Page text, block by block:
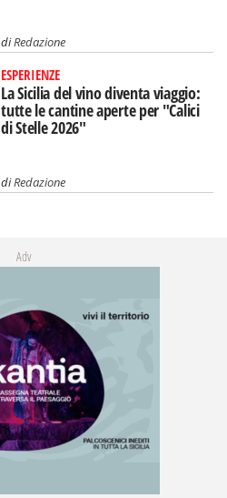
diRedazione
ESPERIENZE
La Sicilia del vino diventa viaggio:
tutte le cantine aperte per "Calici
di Stelle 2026"
diRedazione
Adv